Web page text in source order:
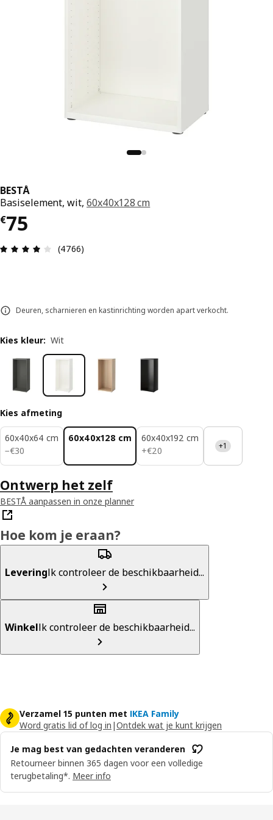
BESTÅ
Basiselement, wit, 60x40x128 cm
€75
€ 75
Beoordeling: 4.1 van 5 sterren. Totaal
(4766)
Deuren, scharnieren en kastinrichting worden apart verkocht.
Kies kleur: Wit
Kies afmeting
60x40x64 cm
−€30
€ 30
60x40x128 cm
60x40x192 cm
+€20
€ 20 +1
Ontwerp het zelf
BESTÅ aanpassen in onze planner
Hoe kom je eraan?
LeveringIk controleer de beschikbaarheid...
WinkelIk controleer de beschikbaarheid...
Verzamel 15 punten met IKEA Family
Word gratis lid of log in |Ontdek wat je kunt krijgen
Je mag best van gedachten veranderen
Retourneer binnen 365 dagen voor een volledige
terugbetaling*. Meer info